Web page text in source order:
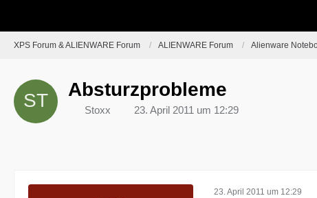
XPS Forum & ALIENWARE Forum ALIENWARE Forum Alienware
Absturzprobleme
Stoxx 23. April 2011 um 12:29
23. April 2011 um 12:29